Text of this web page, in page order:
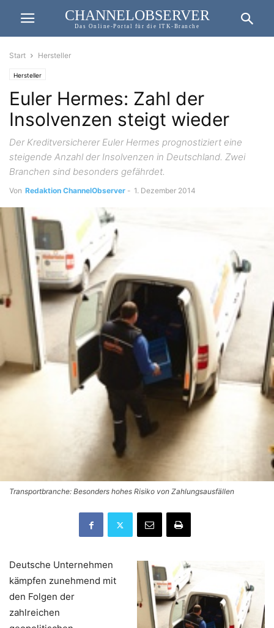
CHANNELOBSERVER
Das Online-Portal für die ITK-Branche
Start Hersteller
Hersteller
Euler Hermes: Zahl der
Insolvenzen steigt wieder
Der Kreditversicherer Euler Hermes prognostiziert eine
steigende Anzahl der Insolvenzen in Deutschland. Zwei
Branchen sind besonders gefährdet.
Von Redaktion ChannelObserver - 1. Dezember 2014
Transportbranche: Besonders hohes Risiko von Zahlungsausfällen
Deutsche Unternehmen
kämpfen zunehmend mit
den Folgen der
zahlreichen